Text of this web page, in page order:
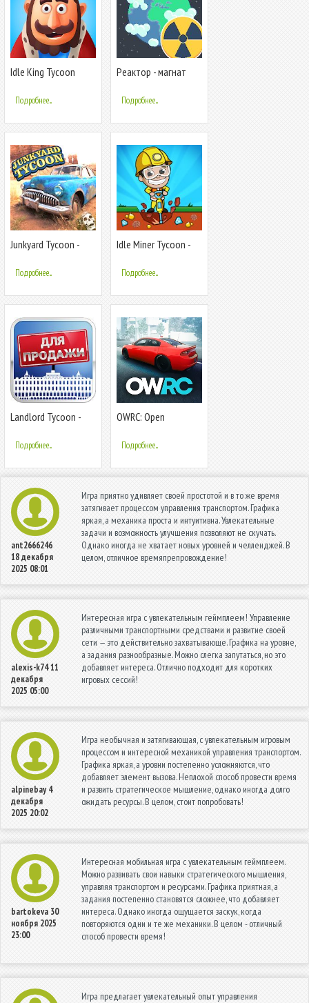
Idle King Tycoon
Подробнее...
Реактор - магнат
Подробнее...
Junkyard Tycoon -
бизнес-
автомобилей
Подробнее...
Idle Miner Tycoon -
Подробнее...
Landlord Tycoon -
симулятор
Подробнее...
OWRC: Open
Подробнее...
ant2666246
18 декабря
2025 08:01
Игра приятно удивляет своей простотой и в то же время
затягивает процессом управления транспортом. Графика
яркая, а механика проста и интуитивна. Увлекательные
задачи и возможность улучшения позволяют не скучать.
Однако иногда не хватает новых уровней и челленджей. В
целом, отличное времяпрепровождение!
alexis-k7411
декабря
2025 05:00
Интересная игра с увлекательным геймплеем! Управление
различными транспортными средствами и развитие своей
сети — это действительно захватывающе. Графика на уровне,
а задания разнообразные. Можно слегка запутаться, но это
добавляет интереса. Отлично подходит для коротких
игровых сессий!
alpinebay 4
декабря
2025 20:02
Игра необычная и затягивающая, с увлекательным игровым
процессом и интересной механикой управления транспортом.
Графика яркая, а уровни постепенно усложняются, что
добавляет элемент вызова. Неплохой способ провести время
и развить стратегическое мышление, однако иногда долго
ожидать ресурсы. В целом, стоит попробовать!
bartokeva 30
ноября 2025
23:00
Интересная мобильная игра с увлекательным геймплеем.
Можно развивать свои навыки стратегического мышления,
управляя транспортом и ресурсами. Графика приятная, а
задания постепенно становятся сложнее, что добавляет
интереса. Однако иногда ощущается заскук, когда
повторяются одни и те же механики. В целом - отличный
способ провести время!
Игра предлагает увлекательный опыт управления